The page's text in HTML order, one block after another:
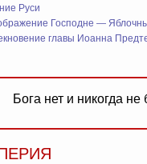
Руси
Господне —
главы Иоанна
Бога нет и никогда